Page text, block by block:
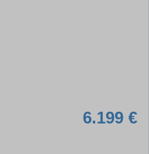
6.199 €